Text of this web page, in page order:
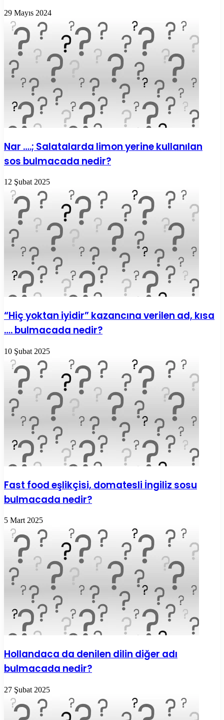
29 Mayıs 2024
Nar ….; Salatalarda limon yerine kullanılan
sos bulmacada nedir?
12 Şubat 2025
“Hiç yoktan iyidir” kazancına verilen ad, kısa
…. bulmacada nedir?
10 Şubat 2025
Fast food eşlikçisi, domatesli İngiliz sosu
bulmacada nedir?
5 Mart 2025
Hollandaca da denilen dilin diğer adı
bulmacada nedir?
27 Şubat 2025